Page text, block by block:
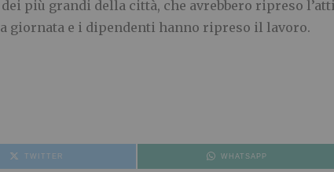
più grandi della città, che avrebbero ripreso
giornata e i dipendenti hanno ripreso il lavoro.
TWITTER WHATSAPP